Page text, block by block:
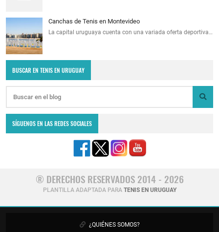
Canchas de Tenis en Montevideo
La capital uruguaya cuenta con una variada oferta deportiva…
BUSCAR EN TENIS EN URUGUAY
SÍGUENOS EN LAS REDES SOCIALES
® DERECHOS RESERVADOS 2014 - 2026
PLANTILLA ADAPTADA PARA TENIS EN URUGUAY
¿QUIÉNES SOMOS?